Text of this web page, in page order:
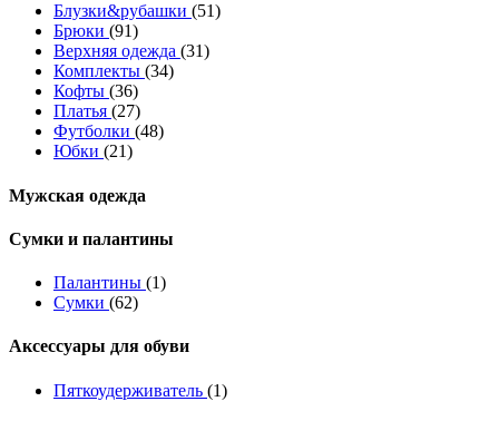
Блузки&рубашки (51)
Брюки (91)
Верхняя одежда (31)
Комплекты (34)
Кофты (36)
Платья (27)
Футболки (48)
Юбки (21)
Мужская одежда
Сумки и палантины
Палантины (1)
Сумки (62)
Аксессуары для обуви
Пяткоудерживатель (1)